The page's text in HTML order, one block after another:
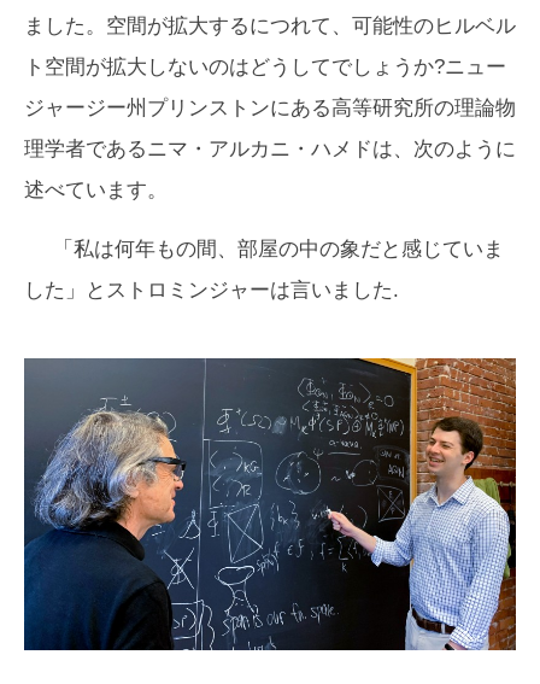
ました。空間が拡大するにつれて、可能性のヒルベル
ト空間が拡大しないのはどうしてでしょうか?ニュー
ジャージー州プリンストンにある高等研究所の理論物
理学者であるニマ・アルカニ・ハメドは、次のように
述べています。
「私は何年もの間、部屋の中の象だと感じていま
した」とストロミンジャーは言いました.